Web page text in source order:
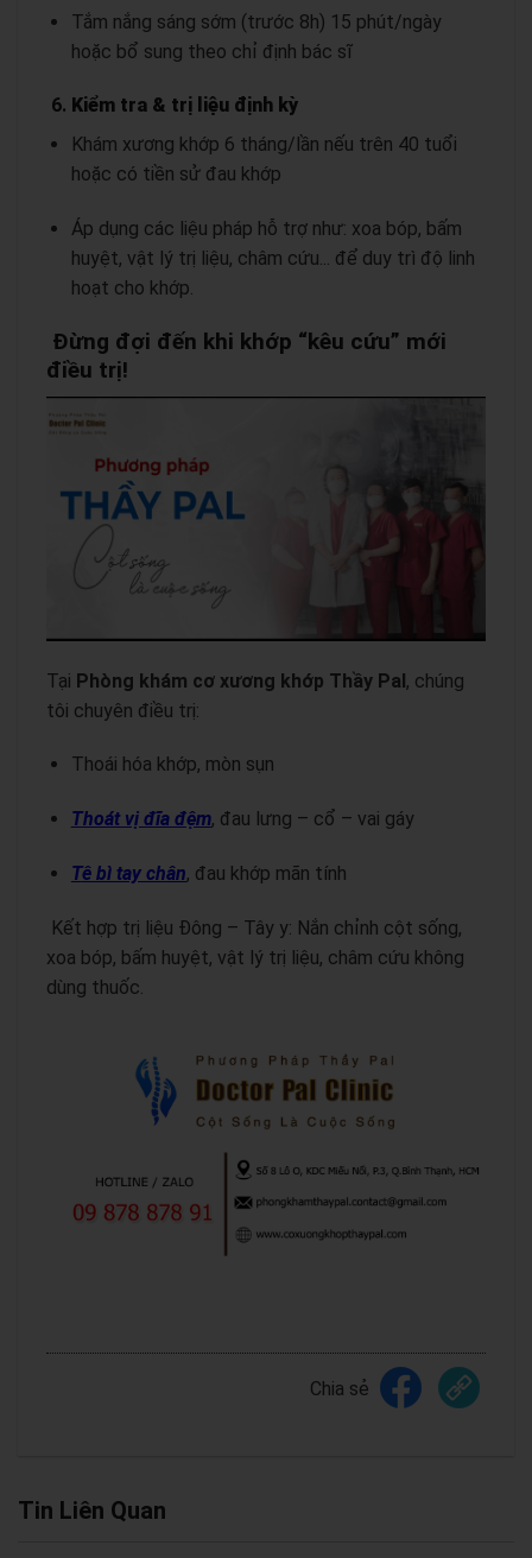
Tắm nắng sáng sớm (trước 8h) 15 phút/ngày
hoặc bổ sung theo chỉ định bác sĩ
6. Kiểm tra & trị liệu định kỳ
Khám xương khớp 6 tháng/lần nếu trên 40 tuổi
hoặc có tiền sử đau khớp
Áp dụng các liệu pháp hỗ trợ như: xoa bóp, bấm
huyệt, vật lý trị liệu, châm cứu... để duy trì độ linh
hoạt cho khớp.
Đừng đợi đến khi khớp “kêu cứu” mới
điều trị!
Tại Phòng khám cơ xương khớp Thầy Pal, chúng
tôi chuyên điều trị:
Thoái hóa khớp, mòn sụn
Thoát vị đĩa đệm, đau lưng – cổ – vai gáy
Tê bì tay chân, đau khớp mãn tính
Kết hợp trị liệu Đông – Tây y: Nắn chỉnh cột sống,
xoa bóp, bấm huyệt, vật lý trị liệu, châm cứu không
dùng thuốc.
Chia sẻ
Tin Liên Quan